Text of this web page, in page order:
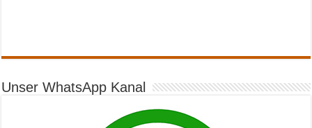
Unser WhatsApp Kanal